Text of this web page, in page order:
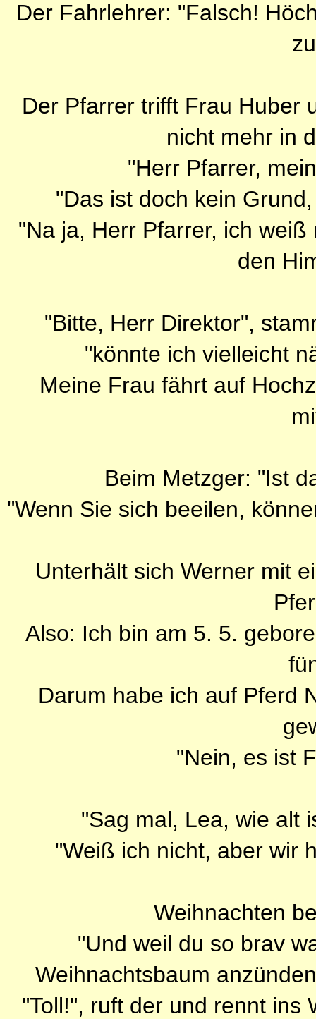
Der Fahrlehrer: "Falsch!
Der Pfarrer trifft Frau Huber
nicht mehr in
"Herr Pfarrer,
"Das ist doch kein
"Na ja, Herr Pfarrer, ich
den
"Bitte, Herr Direktor",
"könnte ich vielleicht
Meine Frau fährt auf
Beim Metzger: "Ist
"Wenn Sie sich beeilen,
Unterhält sich Werner mit
Also: Ich bin am 5. 5.
Darum habe ich auf Pferd
"Nein, es ist
"Sag mal, Lea, wie alt
"Weiß ich nicht, aber wir
Weihnachten
"Und weil du so brav
Weihnachtsbaum
"Toll!", ruft der und rennt ins